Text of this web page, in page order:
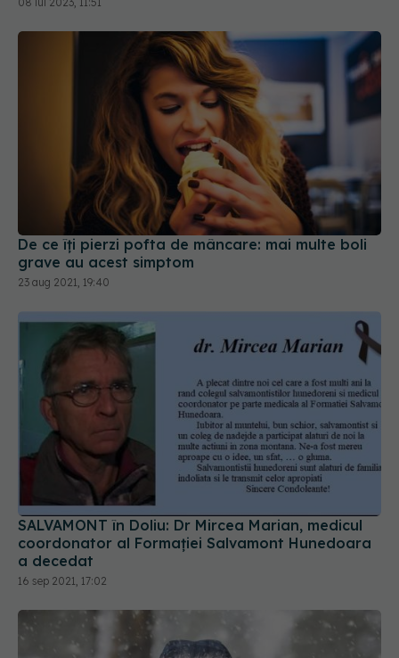
De ce îți pierzi pofta de mâncare: mai multe boli
grave au acest simptom
23 aug 2021, 19:40
SALVAMONT în Doliu: Dr Mircea Marian, medicul
coordonator al Formației Salvamont Hunedoara
a decedat
16 sep 2021, 17:02